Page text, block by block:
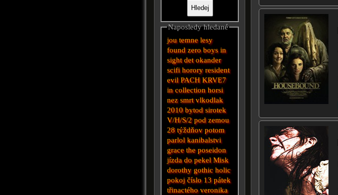
Naposledy hledané
jou temne lesy
found zero boys in
sight det okander
scifi horory resident
evil PACH KRVE7
in collection horsi
nez smrt vlkodlak
2010 bytod sirotek
V/H/S/2 pod zemou
28 týždňov potom
parlol kanibalstvi
grace the poseidon
jízda do pekel Misk
dorothy gothic holic
pokoj číslo 13 pátek
třinactého veronika